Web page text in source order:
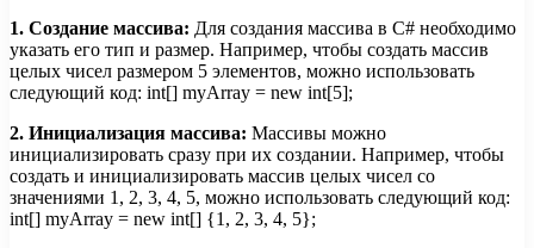
1. Создание массива: Для создания массива в C# необходимо
указать его тип и размер. Например, чтобы создать массив
целых чисел размером 5 элементов, можно использовать
следующий код: int[] myArray = new int[5];
2. Инициализация массива: Массивы можно
инициализировать сразу при их создании. Например, чтобы
создать и инициализировать массив целых чисел со
значениями 1, 2, 3, 4, 5, можно использовать следующий код:
int[] myArray = new int[] {1, 2, 3, 4, 5};